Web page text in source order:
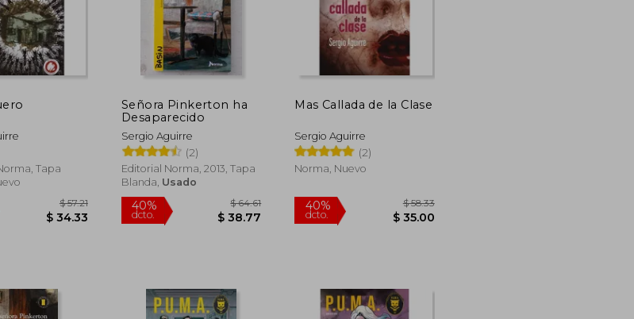
Tapa
Señora Pinkerton ha
Desaparecido
Sergio Aguirre
(2)
Editorial Norma, 2013, Tapa
Blanda, Usado
Mas Callada de la Clase
Sergio Aguirre
(2)
Norma, Nuevo